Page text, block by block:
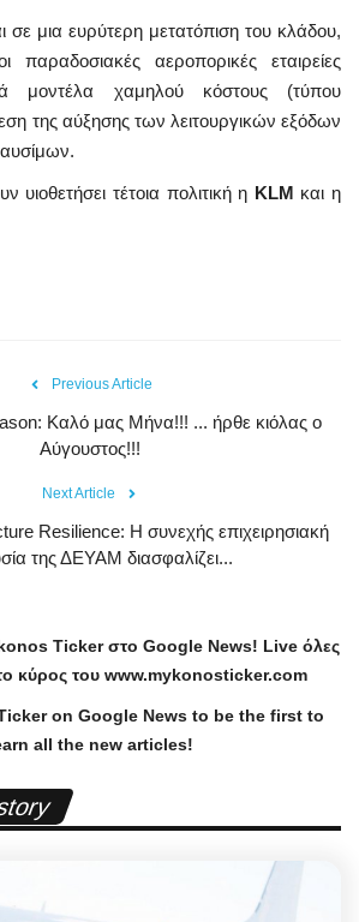
σε μια ευρύτερη μετατόπιση του κλάδου,
αεροπορικές εταιρείες
μοντέλα χαμηλού κόστους (τύπου
της αύξησης των λειτουργικών εξόδων
τέτοια πολιτική η KLM και η
Previous Article
Kαλό μας Μήνα!!! ... ήρθε κιόλας ο
Αύγουστος!!!
Next Article
Resilience: Η συνεχής επιχειρησιακή
της ΔΕΥΑΜ διασφαλίζει...
Tickerστο Google News! Liveόλες
κύρος του www.mykonosticker.com
on Google News to be the first to
all the new articles!